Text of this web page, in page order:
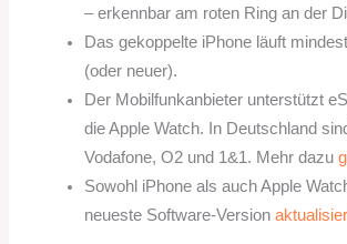
– erkennbar am roten Ring an der
Das gekoppelte iPhone läuft
(oder neuer).
Der Mobilfunkanbieter unterstützt
die Apple Watch. In Deutschland
Vodafone, O2 und 1&1. Mehr dazu
Sowohl iPhone als auch Apple
neueste Software-Version